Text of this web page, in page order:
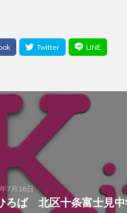
7月18日
ろば 北区十条富士見中